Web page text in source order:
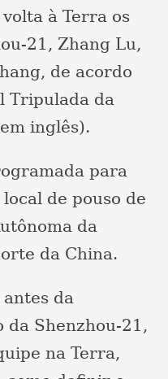
à Terra os
21, Zhang Lu,
de acordo
Tripulada da
inglês).
para
de pouso de
da
da China.
da
da Shenzhou-21,
na Terra,